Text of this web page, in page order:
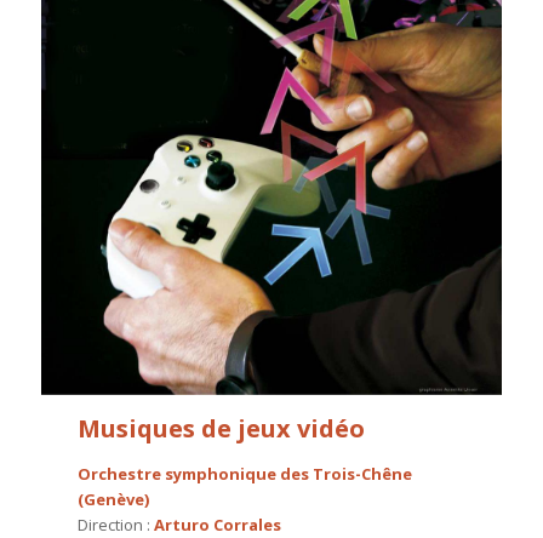
Musiques de jeux vidéo
Orchestre symphonique des Trois-Chêne
(Genève)
Direction :Arturo Corrales